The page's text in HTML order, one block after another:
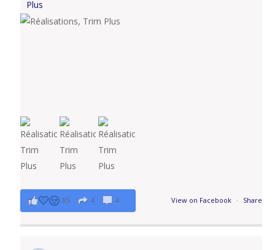
Plus
View on Facebook · Share
85 4 4